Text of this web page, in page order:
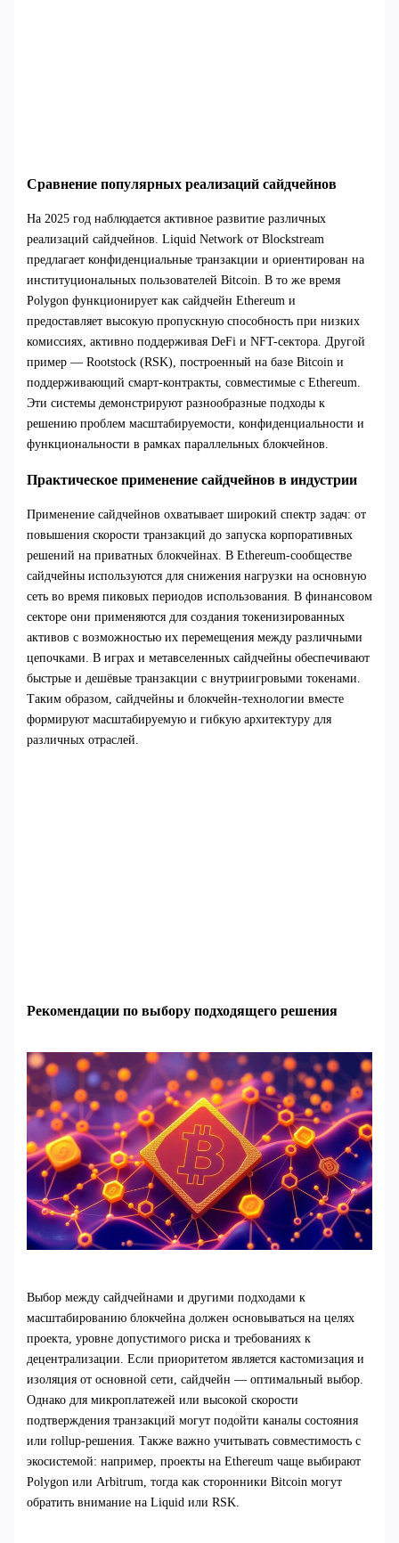
Сравнение популярных реализаций сайдчейнов
На 2025 год наблюдается активное развитие различных
реализаций сайдчейнов. Liquid Network от Blockstream
предлагает конфиденциальные транзакции и ориентирован на
институциональных пользователей Bitcoin. В то же время
Polygon функционирует как сайдчейн Ethereum и
предоставляет высокую пропускную способность при низких
комиссиях, активно поддерживая DeFi и NFT-сектора. Другой
пример — Rootstock (RSK), построенный на базе Bitcoin и
поддерживающий смарт-контракты, совместимые с Ethereum.
Эти системы демонстрируют разнообразные подходы к
решению проблем масштабируемости, конфиденциальности и
функциональности в рамках параллельных блокчейнов.
Практическое применение сайдчейнов в индустрии
Применение сайдчейнов охватывает широкий спектр задач: от
повышения скорости транзакций до запуска корпоративных
решений на приватных блокчейнах. В Ethereum-сообществе
сайдчейны используются для снижения нагрузки на основную
сеть во время пиковых периодов использования. В финансовом
секторе они применяются для создания токенизированных
активов с возможностью их перемещения между различными
цепочками. В играх и метавселенных сайдчейны обеспечивают
быстрые и дешёвые транзакции с внутриигровыми токенами.
Таким образом, сайдчейны и блокчейн-технологии вместе
формируют масштабируемую и гибкую архитектуру для
различных отраслей.
Рекомендации по выбору подходящего решения
Выбор между сайдчейнами и другими подходами к
масштабированию блокчейна должен основываться на целях
проекта, уровне допустимого риска и требованиях к
децентрализации. Если приоритетом является кастомизация и
изоляция от основной сети, сайдчейн — оптимальный выбор.
Однако для микроплатежей или высокой скорости
подтверждения транзакций могут подойти каналы состояния
или rollup-решения. Также важно учитывать совместимость с
экосистемой: например, проекты на Ethereum чаще выбирают
Polygon или Arbitrum, тогда как сторонники Bitcoin могут
обратить внимание на Liquid или RSK.